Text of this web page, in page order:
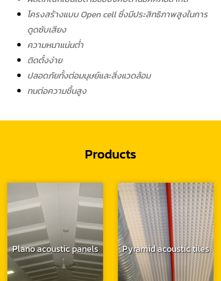
โครงสร้างแบบ Open cell ซึ่งมีประสิทธิภาพสูงในการ
ดูดซับเสียง
ความหนาแน่นต่ำ
ติดตั้งง่าย
ปลอดภัยทั้งต่อมนุษย์และสิ่งแวดล้อม
ทนต่อความชื้นสูง
Products
Plano acoustic panels Pyramid acoustic tiles